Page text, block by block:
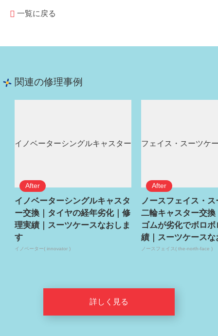
一覧に戻る
関連の修理事例
イノベーターシングルキャスタ
ー交換｜タイヤの経年劣化｜修
理実績｜スーツケースなおしま
す
イノベーター( innovator )
ノースフェイス・
二輪キャスター交換
ゴムが劣化でボロ
績｜スーツケースな
ノースフェイス( the-north-face )
詳しく見る